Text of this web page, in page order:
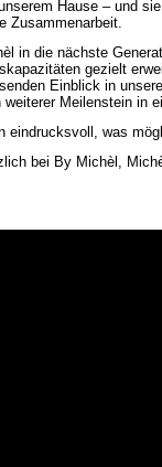
Hause – und
Zusammenarbeit.
in die nächste
gezielt
Einblick in
Meilenstein in
eindrucksvoll, was
bei By Michèl,